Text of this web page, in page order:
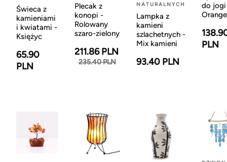
Świeca z
kamieniami
i kwiatami -
Księżyc
65.90
PLN
Plecak z
konopi -
Rolowany
szaro-zielony
211.86 PLN
235.40 PLN
NATURALNYCH
Lampka z
kamieni
szlachetnych -
Mix kamieni
93.40 PLN
do
Orange
PLN